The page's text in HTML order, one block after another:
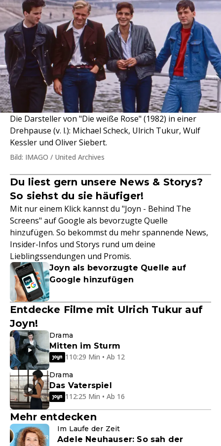
Die Darsteller von "Die weiße Rose" (1982) in einer
Drehpause (v. l.): Michael Scheck, Ulrich Tukur, Wulf
Kessler und Oliver Siebert.
Bild: IMAGO / United Archives
Du liest gern unsere News & Storys?
So siehst du sie häufiger!
Mit nur einem Klick kannst du "Joyn - Behind The
Screens" auf Google als bevorzugte Quelle
hinzufügen. So bekommst du mehr spannende News,
Insider-Infos und Storys rund um deine
Lieblingssendungen und Promis.
Joyn als bevorzugte Quelle auf
Google hinzufügen
Entdecke Filme mit Ulrich Tukur auf
Joyn!
Drama
Mitten im Sturm
110:29 Min • Ab 12
Drama
Das Vaterspiel
112:25 Min • Ab 16
Mehr entdecken
Im Laufe der Zeit
Adele Neuhauser: So sah der